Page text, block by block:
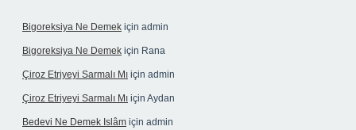
Bigoreksiya Ne Demek için admin
Bigoreksiya Ne Demek için Rana
Çiroz Etriyeyi Sarmalı Mı için admin
Çiroz Etriyeyi Sarmalı Mı için Aydan
Bedevi Ne Demek Islâm için admin